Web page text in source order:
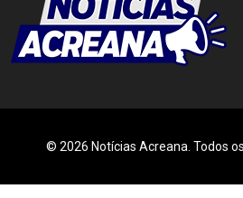
© 2026 Notícias Acreana. Todos